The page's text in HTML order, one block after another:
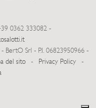
0362 333082 -
Srl - P.I. 06823950966 -
del sito - Privacy Policy
-